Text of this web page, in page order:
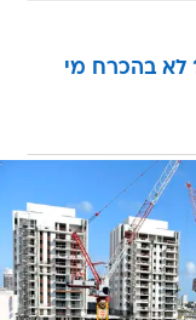
לא בהכרח מי